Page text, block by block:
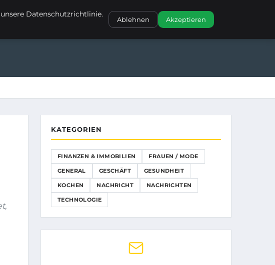
KATEGORIEN
FINANZEN & IMMOBILIEN FRAUEN / MODE
GENERAL GESCHÄFT GESUNDHEIT
KOCHEN NACHRICHT NACHRICHTEN
TECHNOLOGIE
Datenschutzrichtlinie.
Ablehnen Akzeptieren